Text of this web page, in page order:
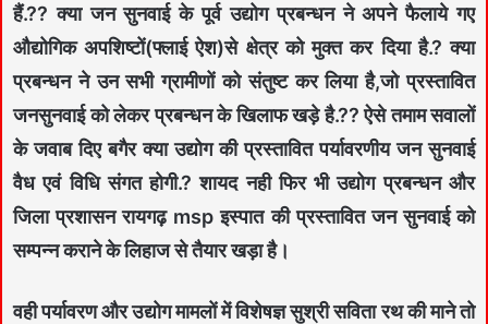
हैं.?? क्या जन सुनवाई के पूर्व उद्योग प्रबन्धन ने अपने फैलाये गए
औद्योगिक अपशिष्टों(फ्लाई ऐश)से क्षेत्र को मुक्त कर दिया है.? क्या
प्रबन्धन ने उन सभी ग्रामीणों को संतुष्ट कर लिया है,जो प्रस्तावित
जनसुनवाई को लेकर प्रबन्धन के खिलाफ खड़े है.?? ऐसे तमाम सवालों
के जवाब दिए बगैर क्या उद्योग की प्रस्तावित पर्यावरणीय जन सुनवाई
वैध एवं विधि संगत होगी.? शायद नही फिर भी उद्योग प्रबन्धन और
जिला प्रशासन रायगढ़ msp इस्पात की प्रस्तावित जन सुनवाई को
सम्पन्न कराने के लिहाज से तैयार खड़ा है।
वही पर्यावरण और उद्योग मामलों में विशेषज्ञ सुश्री सविता रथ की माने तो